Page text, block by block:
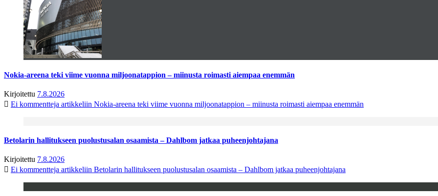
Nokia-areena teki viime vuonna miljoonatappion – miinusta roimasti aiempaa enemmän
Kirjoitettu 7.8.2026
Ei kommentteja artikkeliin Nokia-areena teki viime vuonna miljoonatappion – miinusta roimasti aiempaa enemmän
Betolarin hallitukseen puolustusalan osaamista – Dahlbom jatkaa puheenjohtajana
Kirjoitettu 7.8.2026
Ei kommentteja artikkeliin Betolarin hallitukseen puolustusalan osaamista – Dahlbom jatkaa puheenjohtajana